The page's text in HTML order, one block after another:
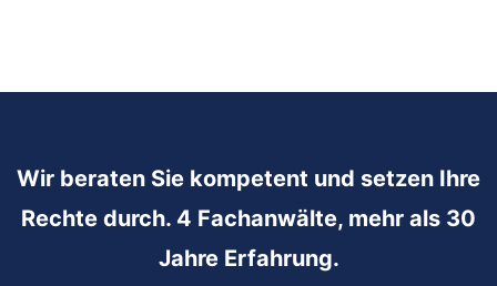
Wir beraten Sie kompetent und setzen Ihre
Rechte durch. 4 Fachanwälte, mehr als 30
Jahre Erfahrung.